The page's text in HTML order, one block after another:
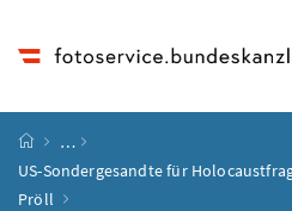
Startseite
…
US-Sondergesandte für
Pröll